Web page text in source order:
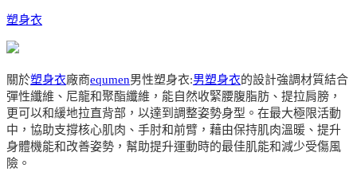
塑身衣
關於塑身衣廠商equmen男性塑身衣:男塑身衣的設計強調材質結合
彈性纖維、尼龍和聚酯纖維，能自然收緊腰腹脂肪、提拉肩膀，
更可以和緩地拉直背部，以達到調整姿勢身型。在最大極限活動
中，協助支撐核心肌肉、手肘和前臂，藉由保持肌肉溫暖、提升
身體機能和改善姿勢，幫助提升運動時的最佳肌能和減少受傷風
險。